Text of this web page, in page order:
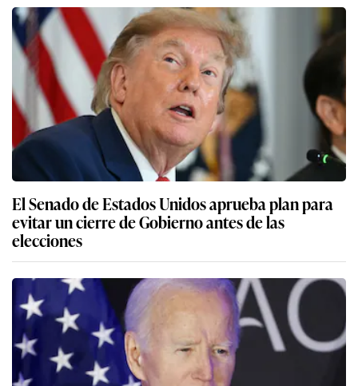
El Senado de Estados Unidos aprueba plan para
evitar un cierre de Gobierno antes de las
elecciones